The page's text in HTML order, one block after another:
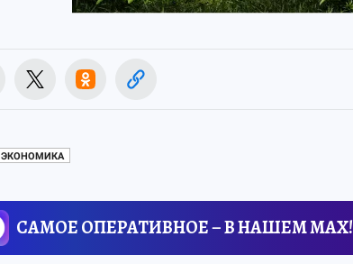
ЭКОНОМИКА
САМОЕ ОПЕРАТИВНОЕ – В НАШЕМ MAX!